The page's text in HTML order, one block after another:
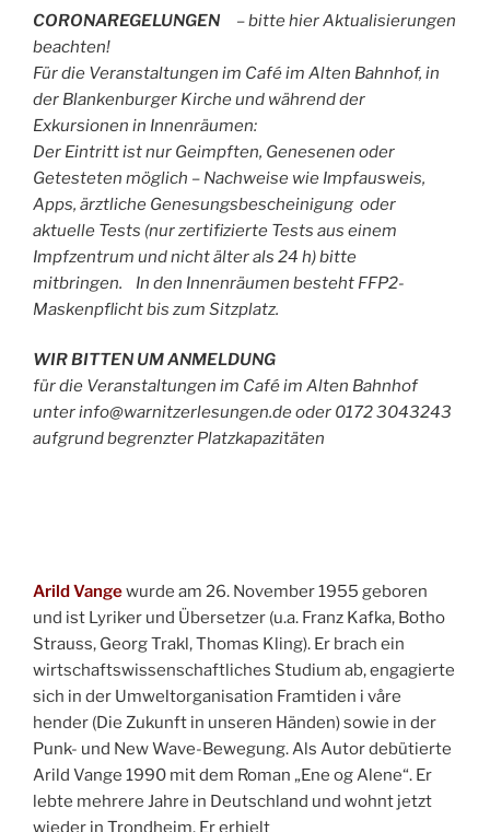
CORONAREGELUNGEN
– bitte hier Aktualisierungen
beachten!
Für die Veranstaltungen im Café im Alten Bahnhof, in
der Blankenburger Kirche und während der
Exkursionen in Innenräumen:
Der Eintritt ist nur Geimpften, Genesenen oder
Getesteten möglich – Nachweise wie Impfausweis,
Apps, ärztliche Genesungsbescheinigung oder
aktuelle Tests (nur zertifizierte Tests aus einem
Impfzentrum und nicht älter als 24 h) bitte
mitbringen. In den Innenräumen besteht FFP2-
Maskenpflicht bis zum Sitzplatz.
WIR BITTEN UM ANMELDUNG
für die Veranstaltungen im Café im Alten Bahnhof
unter info@warnitzerlesungen.de oder 0172 3043243
aufgrund begrenzter Platzkapazitäten
Arild Vangewurde am 26. November 1955 geboren
und ist Lyriker und Übersetzer (u.a. Franz Kafka, Botho
Strauss, Georg Trakl, Thomas Kling). Er brach ein
wirtschaftswissenschaftliches Studium ab, engagierte
sich in der Umweltorganisation Framtiden i våre
hender (Die Zukunft in unseren Händen) sowie in der
Punk- und New Wave-Bewegung. Als Autor debütierte
Arild Vange 1990 mit dem Roman „Ene og Alene“. Er
lebte mehrere Jahre in Deutschland und wohnt jetzt
wieder in Trondheim. Er erhielt